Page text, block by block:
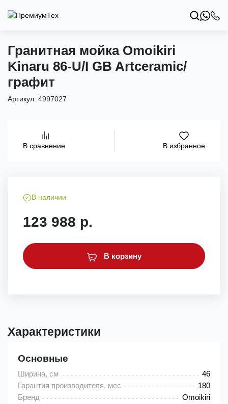
Гранитная мойка Omoikiri
Kinaru 86-U/I GB Artceramic/
графит
Артикул: 4997027
В сравнение В избранное
В наличии
123 988 р.
В корзину
Характеристики
Основные
Ширина, см
46
Гарантия производителя, мес
180
Бренд
Omoikiri